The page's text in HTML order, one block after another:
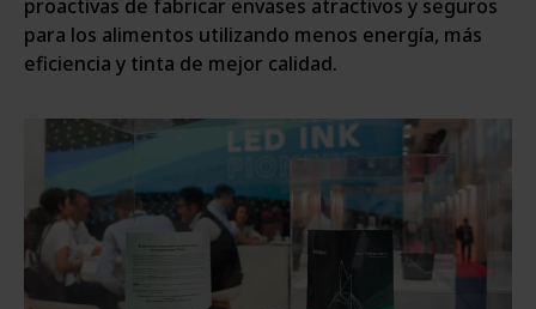
proactivas de fabricar envases atractivos y seguros
para los alimentos utilizando menos energía, más
eficiencia y tinta de mejor calidad.